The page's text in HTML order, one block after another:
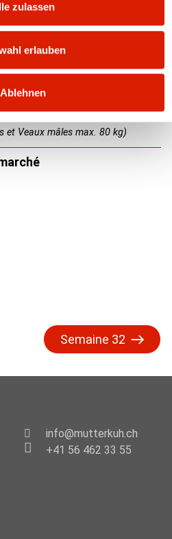
zulassen
erlauben
Ablehnen
et Veaux mâles max. 80 kg)
Semaine 32
info@mutterkuh.ch
+41 56 462 33 55